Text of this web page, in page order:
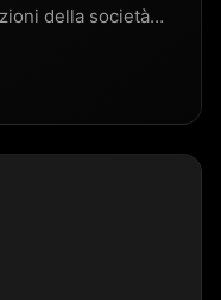
della società